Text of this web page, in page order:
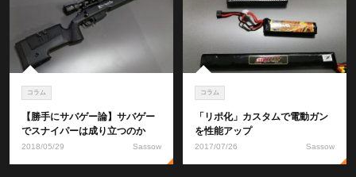
コラム
【勝手にサバゲー論】サバゲー
でスナイパーは成り立つのか
2018/05/29 Sassow
コラム
「リポ化」カスタムで電動ガン
を性能アップ
2017/07/26 Sassow